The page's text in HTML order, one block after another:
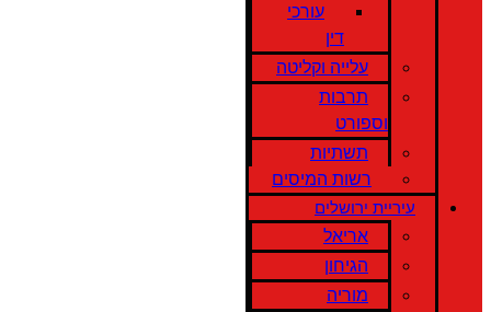
עורכי
דין
עלייה וקליטה
תרבות
וספורט
תשתיות
רשות המיסים
עיריית ירושלים
אריאל
הגיחון
מוריה